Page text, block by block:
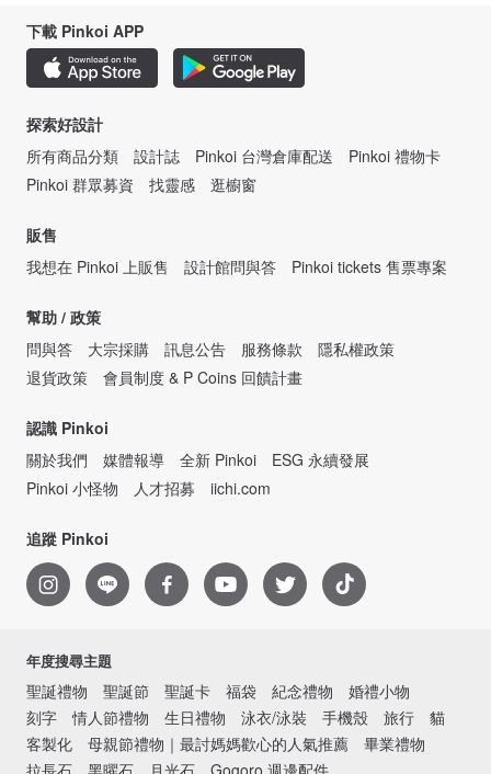
下載 Pinkoi APP
探索好設計
所有商品分類
設計誌 Pinkoi 台灣倉庫配送
Pinkoi 禮物卡
Pinkoi 群眾募資
找靈感 逛櫥窗
販售
我想在 Pinkoi 上販售
設計館問與答 Pinkoi tickets 售票專案
幫助 / 政策
問與答
大宗採購 訊息公告 服務條款
隱私權政策
退貨政策
會員制度 & P Coins 回饋計畫
認識 Pinkoi
關於我們
媒體報導 全新 Pinkoi
ESG 永續發展
Pinkoi 小怪物
人才招募 iichi.com
追蹤 Pinkoi
年度搜尋主題
聖誕禮物 聖誕節 聖誕卡 福袋 紀念禮物
婚禮小物
刻字
情人節禮物 生日禮物 泳衣/泳裝 手機殼 旅行
貓
客製化
母親節禮物｜最討媽媽歡心的人氣推薦
畢業禮物
拉長石
黑曜石 月光石 Gogoro 週邊配件